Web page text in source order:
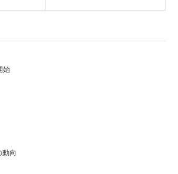
始
向